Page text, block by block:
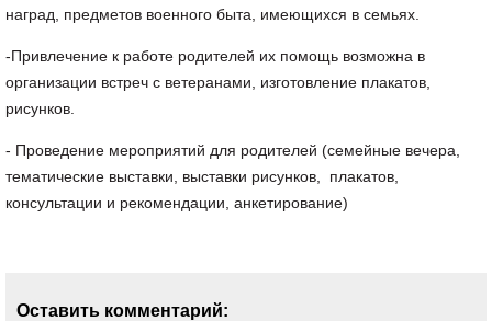
наград, предметов военного быта, имеющихся в семьях.
-Привлечение к работе родителей их помощь возможна в
организации встреч с ветеранами, изготовление плакатов,
рисунков.
- Проведение мероприятий для родителей (семейные вечера,
тематические выставки, выставки рисунков, плакатов,
консультации и рекомендации, анкетирование)
Оставить комментарий: